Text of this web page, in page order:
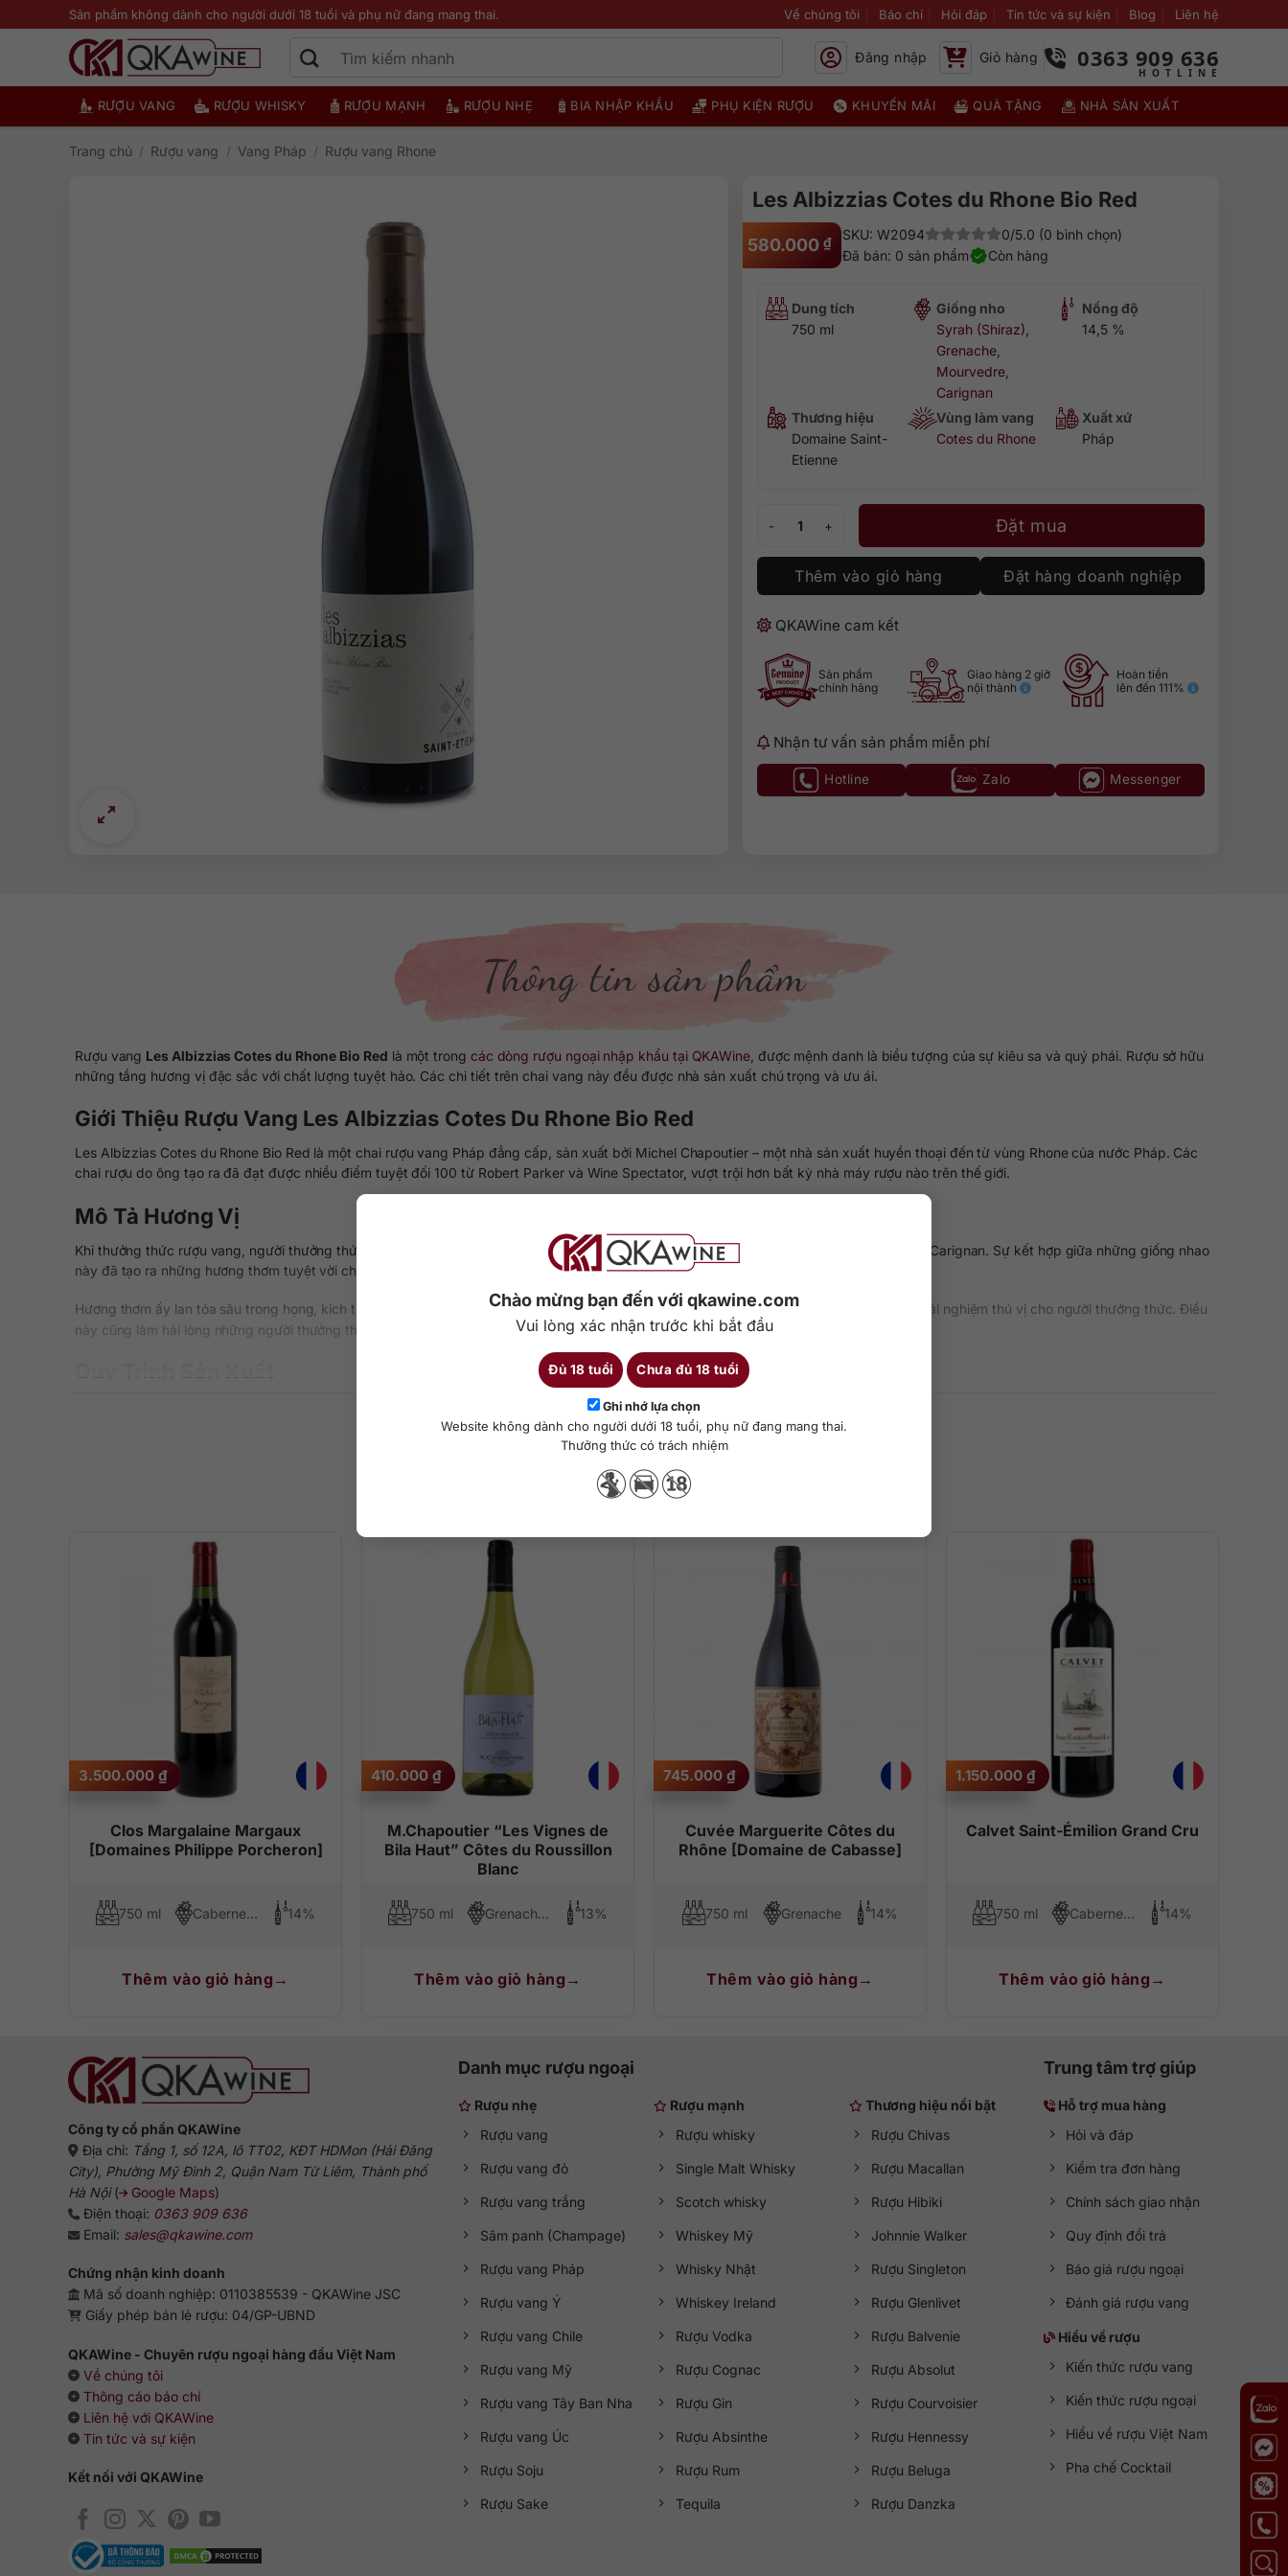
Chào mừng bạn đến với qkawine.com
Vui lòng xác nhận trước khi bắt đầu
Đủ 18 tuổi Chưa đủ 18 tuổi
Ghi nhớ lựa chọn
Website không dành cho người dưới 18 tuổi, phụ nữ đang mang thai.
Thưởng thức có trách nhiệm
qua
Sản phẩm không dành cho người dưới 18 tuổi và phụ nữ đang mang thai. Về chúng tôi Báo chí Hỏi đáp Tin tức và sự kiện Blog Liên hệ
Đăng nhập Giỏ hàng 0363 909 636
RƯỢU VANG RƯỢU WHISKY RƯỢU MẠNH RƯỢU NHẸ BIA NHẬP KHẨU PHỤ KIỆN RƯỢU KHUYẾN MÃI QUÀ TẶNG NHÀ SẢN XUẤT
Trang chủ / Rượu vang / Vang Pháp / Rượu vang Rhone
Les Albizzias Cotes du Rhone Bio Red
580.000 ₫ SKU: W2094
0/5.0 (0 bình chọn)
Đã bán: 0 sản phẩm
Còn hàng
Dung tích
750 ml
Giống nho
Syrah (Shiraz)
Grenache
Mourvedre
Carignan
Nồng độ
14,5 %
Thương hiệu
Domaine Saint-
Etienne
Vùng làm vang
Cotes du Rhone
Xuất xứ
Pháp
Les Albizzias Cotes du Rhone Bio Red số lượngĐặt mua
Thêm vào giỏ hàng Đặt hàng doanh nghiệp
QKAWine cam kết
Sản phẩm
chính hãng
Giao hàng 2 giờ
nội thành
Hoàn tiền
lên đến 111%
Nhận tư vấn sản phẩm miễn phí
Hotline Zalo Messenger
Thông tin sản phẩm
Rượu vang Les Albizzias Cotes du Rhone Bio Red là một trong các dòng rượu ngoại nhập khẩu tại QKAWine, được mệnh danh là biểu tượng của sự kiêu sa và quý phái. Rượu sở hữu
những tầng hương vị đặc sắc với chất lượng tuyệt hảo. Các chi tiết trên chai vang này đều được nhà sản xuất chú trọng và ưu ái.
Giới Thiệu Rượu Vang Les Albizzias Cotes Du Rhone Bio Red
Les Albizzias Cotes du Rhone Bio Red là một chai rượu vang Pháp đẳng cấp, sản xuất bởi Michel Chapoutier – một nhà sản xuất huyền thoại đến từ vùng Rhone của nước Pháp. Các
chai rượu do ông tạo ra đã đạt được nhiều điểm tuyệt đối 100 từ Robert Parker và Wine Spectator, vượt trội hơn bất kỳ nhà máy rượu nào trên thế giới.
Mô Tả Hương Vị
Khi thưởng thức rượu vang, người thưởng thức sẽ cảm nhận được hương vị đậm đà của các giống nho như Syrah, Grenache, Mourvèdre, Carignan. Sự kết hợp giữa những giống nhao
này đã tạo ra những hương thơm tuyệt vời cho người thưởng thức.
Hương thơm ấy lan tỏa sâu trong họng, kích thích cảm xúc và quyến rũ. Vị ngọt nhẹ nhàng xen lẫn với một chút đắng tinh tế, mang đến trải nghiệm thú vị cho người thưởng thức. Điều
này cũng làm hài lòng những người thưởng thức khó tính.
Khi nho đạt đủ yêu cầu của nhà sản xuất, chúng sẽ được vận chuyển cẩn thận đến các nhà máy chế biến.
Quá trình quan trọng nhất trong quy trình sản xuất vang Les Albizzias Cotes du Rhone Bio Red là quá trình lên men tự nhiên. Sau khi trái nho được tách vỏ, chúng sẽ tự nhiên lên men
Các thùng sẽ được đặt trong phòng với nhiệt độ được điều chỉnh thường xuyên để thích nghi với môi trường bên ngoài. Sau đó, chúng được ngâm ủ cùng vỏ nho trong các thùng gỗ
Cách Thưởng Thức Rượu
rượu vang đỏ cao cấp này phù hợp với các món ăn từ thịt đỏ như thịt cừu, thịt bò, mỳ ý hay salad… Để tận hưởng trọn vẹn hương vị của rượu, nên ướp rượu trong xô đá trong 30
phút trước khi thưởng thức.
QKAWine là đơn vị chuyên cung cấp rượu vang chất lượng cao từ các nhà sản xuất hàng đầu trên toàn cầu. Khi mua rượu vang Les Albizzias Cotes du Rhone Bio Red tại QKAWine,
khách hàng sẽ nhận được nhiều lợi ích như tư vấn miễn phí, ưu đãi về giá bán…Để tham khảo giá
rượu vang Pháp ở tphcm
Website:qkawine.com
Số điện thoại:0363 90 9636
Chi tiết
Sản phẩm tương tự
Clos Margalaine Margaux
[Domaines Philippe Porcheron]
3.500.000 ₫
750 ml Cabernet Sauvignon, Merlot 14%
Thêm vào giỏ hàng
M.Chapoutier “Les Vignes de
Bila Haut” Côtes du Roussillon
Blanc
410.000 ₫
750 ml Grenache Blanc, Grenache Gris 13%
Thêm vào giỏ hàng
Cuvée Marguerite Côtes du
Rhône [Domaine de Cabasse]
745.000 ₫
750 ml Grenache 14%
Thêm vào giỏ hàng
Calvet Saint-Émilion Grand Cru
1.150.000 ₫
750 ml Cabernet Sauvignon, Merlot, Cabernet Franc 14%
Thêm vào giỏ hàng
Công ty cổ phần QKAWine
Địa chỉ: Tầng 1, số 12A, lô TT02, KĐT HDMon (Hải Đăng
City), Phường Mỹ Đình 2, Quận Nam Từ Liêm, Thành phố
Hà Nội( Google Maps)
Điện thoại: 0363 909 636
Email: sales@qkawine.com
Chứng nhận kinh doanh
Mã số doanh nghiệp: 0110385539 - QKAWine JSC
Giấy phép bán lẻ rượu: 04/GP-UBND
QKAWine - Chuyên rượu ngoại hàng đầu Việt Nam
Về chúng tôi
Thông cáo báo chí
Liên hệ với QKAWine
Tin tức và sự kiện
Kết nối với QKAWine
Danh mục rượu ngoại
Rượu nhẹ
Rượu vang
Rượu vang đỏ
Rượu vang trắng
Sâm panh (Champage)
Rượu vang Pháp
Rượu vang Ý
Rượu vang Chile
Rượu vang Mỹ
Rượu vang Tây Ban Nha
Rượu vang Úc
Rượu Soju
Rượu Sake
Rượu mạnh
Rượu whisky
Single Malt Whisky
Scotch whisky
Whiskey Mỹ
Whisky Nhật
Whiskey Ireland
Rượu Vodka
Rượu Cognac
Rượu Gin
Rượu Absinthe
Rượu Rum
Tequila
Thương hiệu nổi bật
Rượu Chivas
Rượu Macallan
Rượu Hibiki
Johnnie Walker
Rượu Singleton
Rượu Glenlivet
Rượu Balvenie
Rượu Absolut
Rượu Courvoisier
Rượu Hennessy
Rượu Beluga
Rượu Danzka
Trung tâm trợ giúp
Hỗ trợ mua hàng
Hỏi và đáp
Kiểm tra đơn hàng
Chính sách giao nhận
Quy định đổi trả
Báo giá rượu ngoại
Đánh giá rượu vang
Hiểu về rượu
Kiến thức rượu vang
Kiến thức rượu ngoại
Hiểu về rượu Việt Nam
Pha chế Cocktail